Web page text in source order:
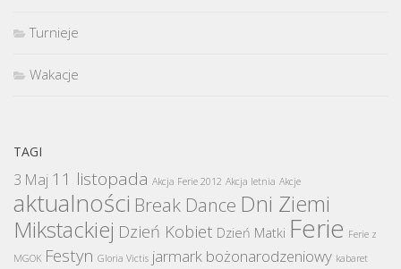
Turnieje
Wakacje
TAGI
3 Maj 11 listopada Akcja Ferie 2012 Akcja letnia Akcje
aktualności Break Dance Dni Ziemi
Mikstackiej Dzień Kobiet Dzień Matki Ferie Ferie z
MGOK Festyn Gloria Victis jarmark bożonarodzeniowy kabaret